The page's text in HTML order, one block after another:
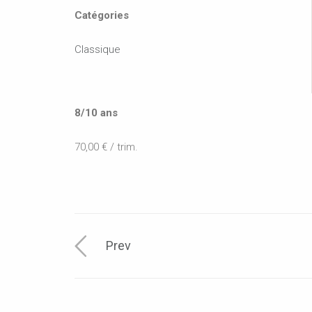
Catégories
Classique
8/10 ans
70,00 € / trim.
Prev